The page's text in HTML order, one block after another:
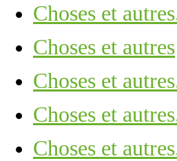
Choses et
Choses et autres
Choses et
Choses et
Choses et